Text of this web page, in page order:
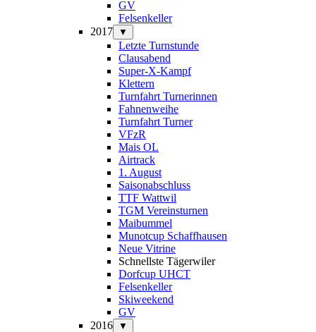
GV
Felsenkeller
2017
▼
Letzte Turnstunde
Clausabend
Super-X-Kampf
Klettern
Turnfahrt Turnerinnen
Fahnenweihe
Turnfahrt Turner
VFzR
Mais OL
Airtrack
1. August
Saisonabschluss
TTF Wattwil
TGM Vereinsturnen
Maibummel
Munotcup Schaffhausen
Neue Vitrine
Schnellste Tägerwiler
Dorfcup UHCT
Felsenkeller
Skiweekend
GV
2016
▼